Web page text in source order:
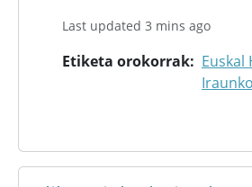
Last updated 3 mins ago
Etiketa orokorrak
Euskal